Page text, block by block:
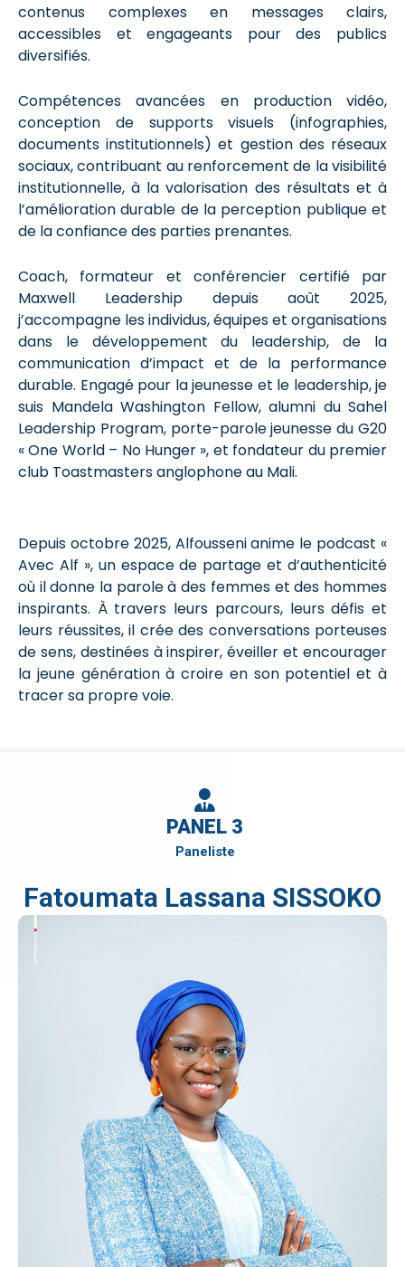
contenus complexes en messages clairs,
accessibles et engageants pour des publics
diversifiés.
Compétences avancées en production vidéo,
conception de supports visuels (infographies,
documents institutionnels) et gestion des réseaux
sociaux, contribuant au renforcement de la visibilité
institutionnelle, à la valorisation des résultats et à
l’amélioration durable de la perception publique et
de la confiance des parties prenantes.
Coach, formateur et conférencier certifié par
Maxwell Leadership depuis août 2025,
j’accompagne les individus, équipes et organisations
dans le développement du leadership, de la
communication d’impact et de la performance
durable. Engagé pour la jeunesse et le leadership, je
suis Mandela Washington Fellow, alumni du Sahel
Leadership Program, porte-parole jeunesse du G20
« One World – No Hunger », et fondateur du premier
club Toastmasters anglophone au Mali.
Depuis octobre 2025, Alfousseni anime le podcast «
Avec Alf », un espace de partage et d’authenticité
où il donne la parole à des femmes et des hommes
inspirants. À travers leurs parcours, leurs défis et
leurs réussites, il crée des conversations porteuses
de sens, destinées à inspirer, éveiller et encourager
la jeune génération à croire en son potentiel et à
tracer sa propre voie.
PANEL 3
Paneliste
Fatoumata Lassana SISSOKO